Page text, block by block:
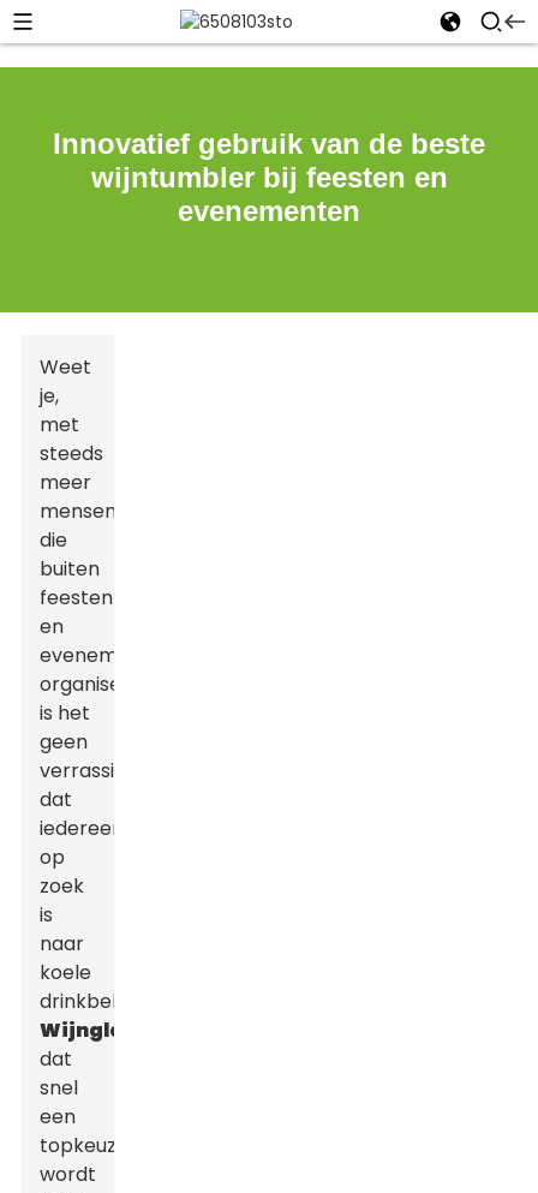
Innovatief gebruik van de beste
wijntumbler bij feesten en
evenementen
Weet
je,
met
steeds
meer
mensen
die
buiten
feesten
en
evenementen
organiseren,
is het
geen
verrassing
dat
iedereen
op
zoek
is
naar
koele
drinkbekers.
Wijnglas
dat
snel
een
topkeuze
wordt